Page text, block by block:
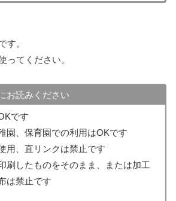
す。
ってください。
お読みください
です
園、保育園での利用はOKです
用、直リンクは禁止です
刷したものをそのまま、または加工
は禁止です